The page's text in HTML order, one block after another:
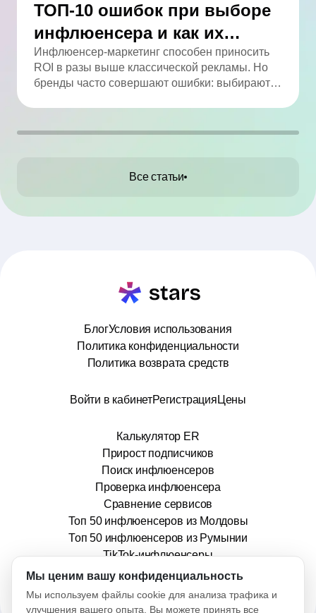
ТОП-10 ошибок при выборе
инфлюенсера и как их
избежать
Инфлюенсер-маркетинг способен приносить
ROI в разы выше классической рекламы. Но
бренды часто совершают ошибки: выбирают
работают без договора. В статье мы собрали
Все статьи
БлогУсловия использования
Политика конфиденциальности
Политика возврата средств
Войти в кабинетРегистрация Цены
Калькулятор ER
Прирост подписчиков
Поиск инфлюенсеров
Проверка инфлюенсера
Сравнение сервисов
Топ 50 инфлюенсеров из Молдовы
Топ 50 инфлюенсеров из Румынии
TikTok-инфлюенсеры
info@stars.md
Мы ценим вашу конфиденциальность
Мы используем файлы cookie для анализа трафика и
улучшения вашего опыта. Вы можете принять все